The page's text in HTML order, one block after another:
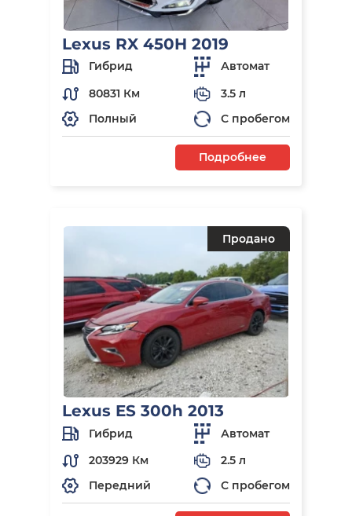
Lexus RX 450H 2019
Гибрид
Автомат
80831 Км
3.5 л
Полный
С пробегом
Подробнее
Продано
Lexus ES 300h 2013
Гибрид
Автомат
203929 Км
2.5 л
Передний
С пробегом